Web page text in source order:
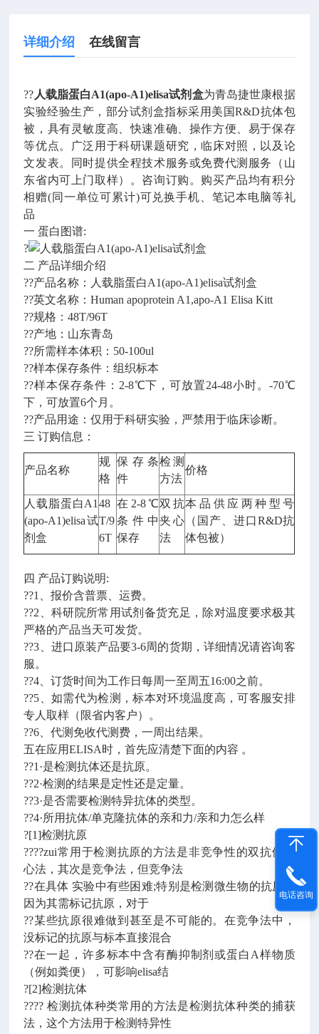
详细介绍 在线留言
?? 人载脂蛋白A1(apo-A1)elisa试剂盒为青岛捷世康根据
实验经验生产，部分试剂盒指标采用美国R&D抗体包
被，具有灵敏度高、快速准确、操作方便、易于保存
等优点。广泛用于科研课题研究，临床对照，以及论
文发表。同时提供全程技术服务或免费代测服务（山
东省内可上门取样）。咨询订购。购买产品均有积分
相赠(同一单位可累计)可兑换手机、笔记本电脑等礼
品
一 蛋白图谱:
?
二 产品详细介绍
??产品名称：人载脂蛋白A1(apo-A1)elisa试剂盒
??英文名称：Human apoprotein A1,apo-A1 Elisa Kitt
??规格：48T/96T
??产地：山东青岛
??所需样本体积：50-100ul
??样本保存条件：组织标本
??样本保存条件：2-8℃下，可放置24-48小时。-70℃
下，可放置6个月。
??产品用途：仅用于科研实验，严禁用于临床诊断。
三 订购信息：
产品名称
规
格
保存条
件
检测
方法
价格
人载脂蛋白A1
(apo-A1)elisa试
剂盒
48
T/9
6T
在2-8℃
条件中
保存
双抗
夹心
法
本品供应两种型号
（国产、进口R&D抗
体包被）
四 产品订购说明:
??1、报价含普票、运费。
??2、科研院所常用试剂备货充足，除对温度要求极其
严格的产品当天可发货。
??3、进口原装产品要3-6周的货期，详细情况请咨询客
服。
??4、订货时间为工作日每周一至周五16:00之前。
??5、如需代为检测，标本对环境温度高，可客服安排
专人取样（限省内客户）。
??6、代测免收代测费，一周出结果。
五在应用ELISA时，首先应清楚下面的内容 。
??1·是检测抗体还是抗原。
??2·检测的结果是定性还是定量。
??3·是否需要检测特异抗体的类型。
??4·所用抗体/单克隆抗体的亲和力/亲和力怎么样
?[1]检测抗原
????zui常用于检测抗原的方法是非竞争性的双抗体夹
心法，其次是竞争法，但竞争法
??在具体 实验中有些困难;特别是检测微生物的抗原，
因为其需标记抗原，对于
??某些抗原很难做到甚至是不可能的。在竞争法中，
没标记的抗原与标本直接混合
??在一起，许多标本中含有酶抑制剂或蛋白A样物质
（例如粪便），可影响elisa结
?[2]检测抗体
???? 检测抗体种类常用的方法是检测抗体种类的捕获
法，这个方法用于检测特异性
电话咨询